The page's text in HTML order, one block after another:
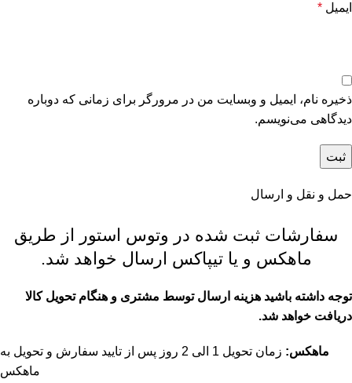
ایمیل *
ذخیره نام، ایمیل و وبسایت من در مرورگر برای زمانی که دوباره
دیدگاهی می‌نویسم.
حمل و نقل و ارسال
سفارشات ثبت شده در وتوس استور از طریق
ماهکس و یا تیپاکس ارسال خواهد شد.
توجه داشته باشید هزینه ارسال توسط مشتری و هنگام تحویل کالا
دریافت خواهد شد.
ماهکس:
زمان تحویل 1 الی 2 روز پس از تایید سفارش و تحویل به
ماهکس